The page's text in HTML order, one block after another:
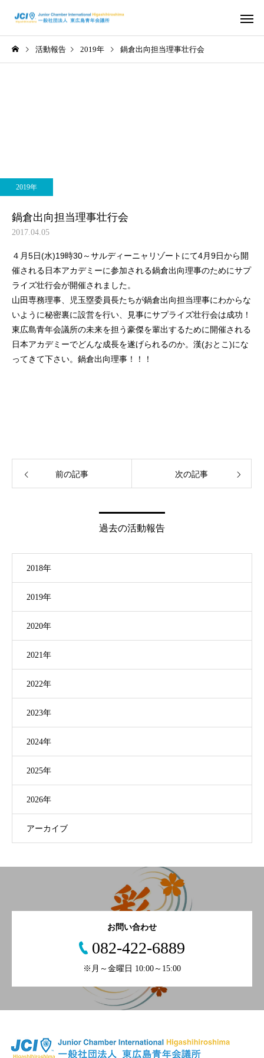
2026年度 4月例会 開催
活動報告 2019年 鍋倉出向担当理事壮行会
2019年
鍋倉出向担当理事壮行会
2017.04.05
４月5日(水)19時30～サルディーニャリゾートにて4月9日から開
催される日本アカデミーに参加される鍋倉出向理事のためにサプ
ライズ壮行会が開催されました。
山田専務理事、児玉塁委員長たちが鍋倉出向担当理事にわからな
いように秘密裏に設営を行い、見事にサプライズ壮行会は成功！
東広島青年会議所の未来を担う豪傑を輩出するために開催される
日本アカデミーでどんな成長を遂げられるのか。漢(おとこ)にな
ってきて下さい。鍋倉出向理事！！！
前の記事 次の記事
過去の活動報告
2018年
2019年
2020年
2021年
2022年
2023年
2024年
2025年
2026年
アーカイブ
お問い合わせ
082-422-6889
※月～金曜日 10:00～15:00